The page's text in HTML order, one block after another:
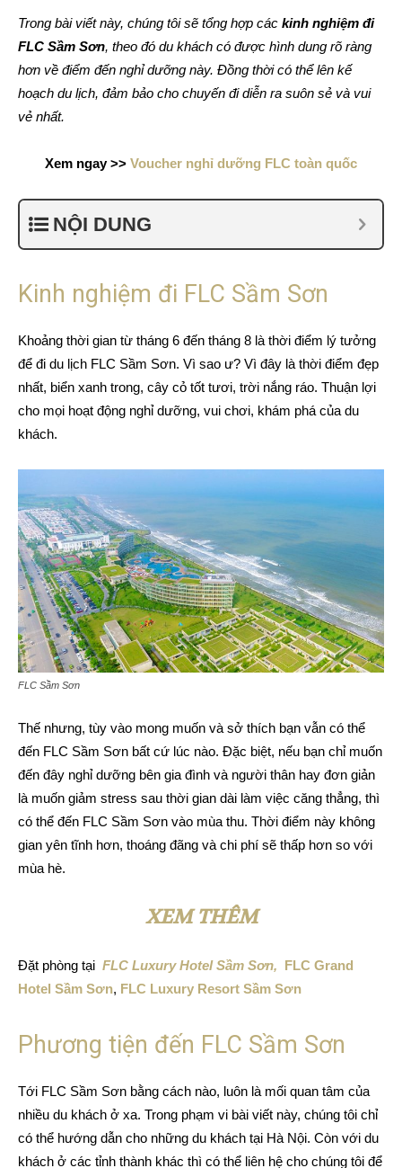
Trong bài viết này, chúng tôi sẽ tổng hợp các kinh nghiệm đi
FLC Sầm Sơn, theo đó du khách có được hình dung rõ ràng
hơn về điểm đến nghỉ dưỡng này. Đồng thời có thể lên kế
hoạch du lịch, đảm bảo cho chuyến đi diễn ra suôn sẻ và vui
vẻ nhất.
Xem ngay >> Voucher nghỉ dưỡng FLC toàn quốc
NỘI DUNG
Kinh nghiệm đi FLC Sầm Sơn
Khoảng thời gian từ tháng 6 đến tháng 8 là thời điểm lý tưởng
để đi du lịch FLC Sầm Sơn. Vì sao ư? Vì đây là thời điểm đẹp
nhất, biển xanh trong, cây cỏ tốt tươi, trời nắng ráo. Thuận lợi
cho mọi hoạt động nghỉ dưỡng, vui chơi, khám phá của du
khách.
FLC Sầm Sơn
Thế nhưng, tùy vào mong muốn và sở thích bạn vẫn có thể
đến FLC Sầm Sơn bất cứ lúc nào. Đặc biệt, nếu bạn chỉ muốn
đến đây nghỉ dưỡng bên gia đình và người thân hay đơn giản
là muốn giảm stress sau thời gian dài làm việc căng thẳng, thì
có thể đến FLC Sầm Sơn vào mùa thu. Thời điểm này không
gian yên tĩnh hơn, thoáng đãng và chi phí sẽ thấp hơn so với
mùa hè.
XEM THÊM
Đặt phòng tại FLC Luxury Hotel Sầm Sơn, FLC Grand
Hotel Sầm Sơn, FLC Luxury Resort Sầm Sơn
Phương tiện đến FLC Sầm Sơn
Tới FLC Sầm Sơn bằng cách nào, luôn là mối quan tâm của
nhiều du khách ở xa. Trong phạm vi bài viết này, chúng tôi chỉ
có thể hướng dẫn cho những du khách tại Hà Nội. Còn với du
khách ở các tỉnh thành khác thì có thể liên hệ cho chúng tôi để